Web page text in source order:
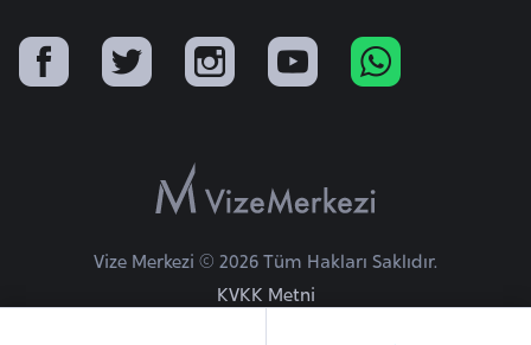
Vize Merkezi © 2026 Tüm Hakları Saklıdır.
KVKK Metni
i
n